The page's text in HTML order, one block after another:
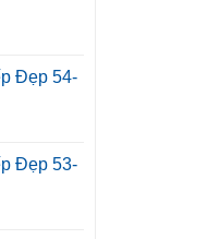
Đẹp 54-
Đẹp 53-